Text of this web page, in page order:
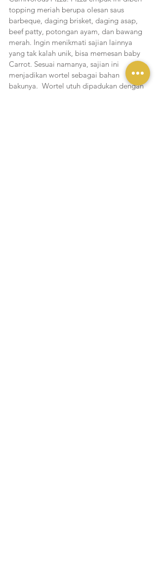
topping meriah berupa olesan saus
barbeque, daging brisket, daging asap,
beef patty, potongan ayam, dan bawang
merah. Ingin menikmati sajian lainnya
yang tak kalah unik, bisa memesan baby
Carrot. Sesuai namanya, sajian ini
menjadikan wortel sebagai bahan
bakunya.  Wortel utuh dipadukan dengan